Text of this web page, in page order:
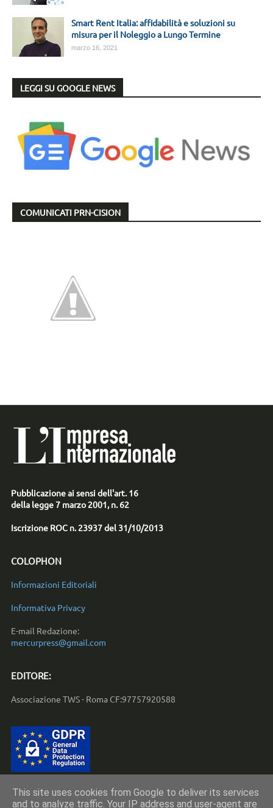
Smart Rent Italia: affidabilità e soluzioni su
misura per il Noleggio a Lungo Termine
marzo 16, 2021
LEGGI SU GOOGLE NEWS
COMUNICATI PRN-CISION
Pubblicazione ai sensi dell'art. 16
della legge 7 marzo 2001, n. 62
Iscrizione ROC n. 23937 del 31/10/2013
COLOPHON
Informazioni Editoriali
Informativa Privacy
E-mail Redazione:
mercurpress@gmail.com
EDITORE:
Associazione TWS - Roma CF:97757920588
This site uses cookies from Google to deliver its services
and to analyze traffic. Your IP address and user-agent are